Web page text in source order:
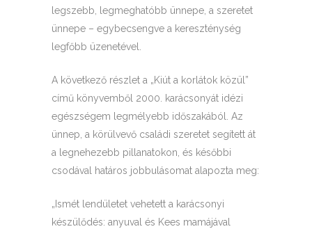
legszebb, legmeghatóbb ünnepe, a szeretet
ünnepe – egybecsengve a kereszténység
legfőbb üzenetével.
A következő részlet a „Kiút a korlátok közül”
című könyvemből 2000. karácsonyát idézi
egészségem legmélyebb időszakából. Az
ünnep, a körülvevő családi szeretet segített át
a legnehezebb pillanatokon, és későbbi
csodával határos jobbulásomat alapozta meg:
„Ismét lendületet vehetett a karácsonyi
készülődés: anyuval és Kees mamájával